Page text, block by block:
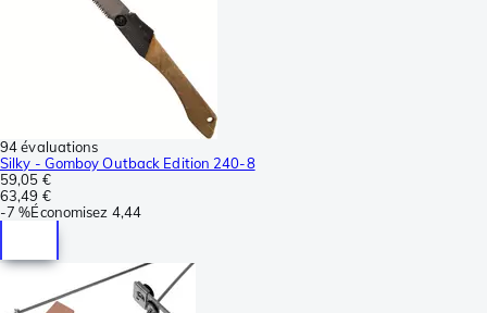
94 évaluations
Silky - Gomboy Outback Edition 240-8
59,05 €
63,49 €
-7 %Économisez 4,44